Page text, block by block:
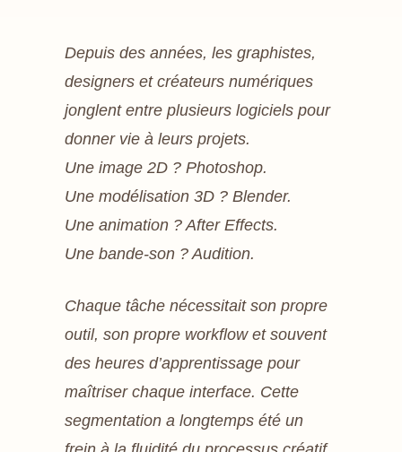
Depuis des années, les graphistes,
designers et créateurs numériques
jonglent entre plusieurs logiciels pour
donner vie à leurs projets.
Une image 2D ? Photoshop.
Une modélisation 3D ? Blender.
Une animation ? After Effects.
Une bande-son ? Audition.
Chaque tâche nécessitait son propre
outil, son propre workflow et souvent
des heures d’apprentissage pour
maîtriser chaque interface. Cette
segmentation a longtemps été un